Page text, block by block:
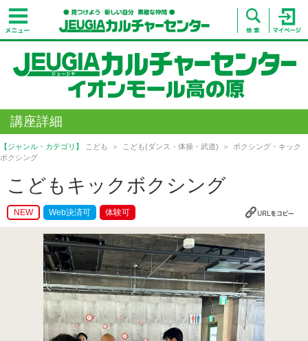
講座詳細
【ジャンル・カテゴリ】 こども こども(ダンス・体操・武道)
ボクシング・キック
ボクシング
こどもキックボクシング
NEW Web決済可 体験可